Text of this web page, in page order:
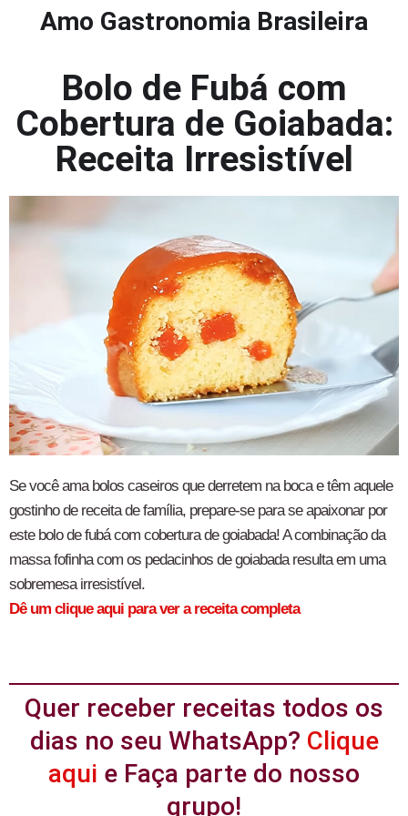
Amo Gastronomia Brasileira
Bolo de Fubá com
Cobertura de Goiabada:
Receita Irresistível
Se você ama bolos caseiros que derretem na boca e têm aquele
gostinho de receita de família, prepare-se para se apaixonar por
este bolo de fubá com cobertura de goiabada! A combinação da
massa fofinha com os pedacinhos de goiabada resulta em uma
sobremesa irresistível.
Dê um clique aqui para ver a receita completa
Quer receber receitas todos os
dias no seu WhatsApp? Clique
aqui e Faça parte do nosso
grupo!